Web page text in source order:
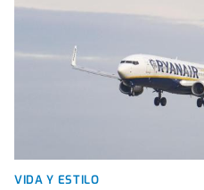
VIDA Y ESTILO